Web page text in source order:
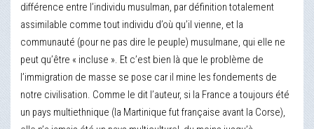
différence entre l’individu musulman, par définition totalement
assimilable comme tout individu d’où qu’il vienne, et la
communauté (pour ne pas dire le peuple) musulmane, qui elle ne
peut qu’être « incluse ». Et c’est bien là que le problème de
l’immigration de masse se pose car il mine les fondements de
notre civilisation. Comme le dit l’auteur, si la France a toujours été
un pays multiethnique (la Martinique fut française avant la Corse),